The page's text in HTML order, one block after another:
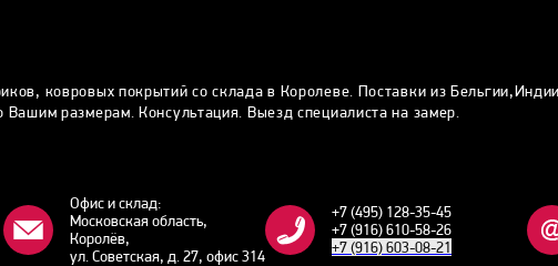
ковровых покрытий со склада в Королеве. Поставки из
размерам. Консультация. Выезд специалиста на замер.
Офис и склад:
Московская область,
Королёв,
ул. Советская, д. 27, офис 314
+7 (495) 128-35-45
+7 (916) 610-58-26
+7 (916) 603-08-21